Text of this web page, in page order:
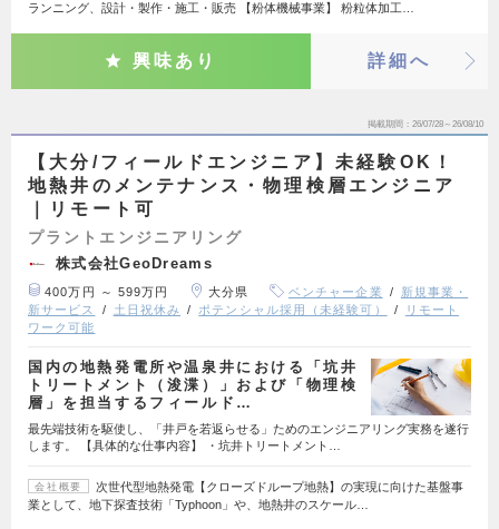
ランニング、設計・製作・施工・販売 【粉体機械事業】 粉粒体加工…
興味あり 詳細へ
掲載期間 26/07/28～26/08/10
【大分/フィールドエンジニア】未経験OK！
地熱井のメンテナンス・物理検層エンジニア
｜リモート可
プラントエンジニアリング
株式会社GeoDreams
400万円 ～ 599万円 大分県 ベンチャー企業
新規事業・
新サービス
土日祝休み ポテンシャル採用（未経験可）
リモート
ワーク可能
国内の地熱発電所や温泉井における「坑井
トリートメント（浚渫）」および「物理検
層」を担当するフィールド…
最先端技術を駆使し、「井戸を若返らせる」ためのエンジニアリング実務を遂行
します。 【具体的な仕事内容】 ・坑井トリートメント…
会社概要
次世代型地熱発電【クローズドループ地熱】の実現に向けた基盤事
業として、地下探査技術「Typhoon」や、地熱井のスケール…